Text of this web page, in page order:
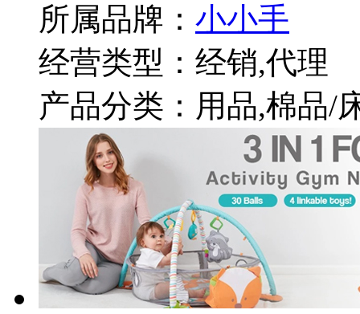
所属品牌： 小小手
经营类型：经销,代理
产品分类：用品,棉品/